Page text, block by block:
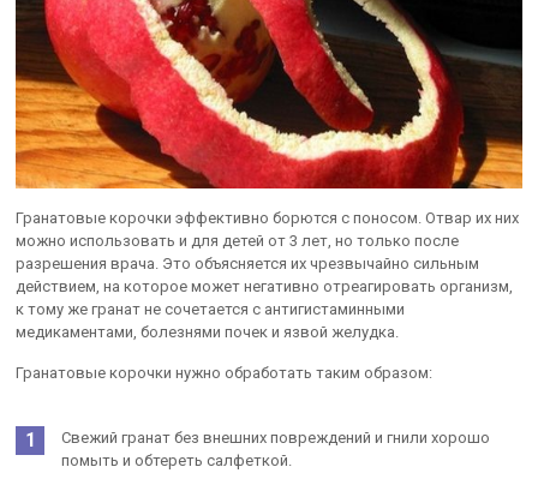
Гранатовые корочки эффективно борются с поносом. Отвар их них
можно использовать и для детей от 3 лет, но только после
разрешения врача. Это объясняется их чрезвычайно сильным
действием, на которое может негативно отреагировать организм,
к тому же гранат не сочетается с антигистаминными
медикаментами, болезнями почек и язвой желудка.
Гранатовые корочки нужно обработать таким образом:
Свежий гранат без внешних повреждений и гнили хорошо
помыть и обтереть салфеткой.